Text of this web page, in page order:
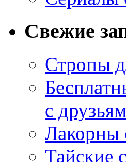
Свежие
Стропы
с
Лакорны
Тайские